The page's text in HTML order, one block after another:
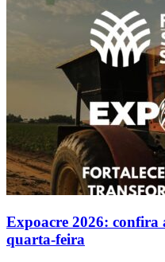
Expoacre 2026: confira
quarta-feira